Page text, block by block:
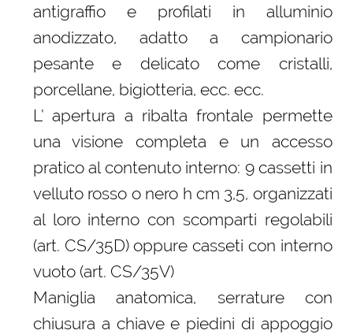
antigraffio e profilati in alluminio
anodizzato, adatto a campionario
pesante e delicato come cristalli,
porcellane, bigiotteria, ecc. ecc.
L’ apertura a ribalta frontale permette
una visione completa e un accesso
pratico al contenuto interno: 9 cassetti in
velluto rosso o nero h cm 3,5, organizzati
al loro interno con scomparti regolabili
(art. CS/35D) oppure casseti con interno
vuoto (art. CS/35V)
Maniglia anatomica, serrature con
chiusura a chiave e piedini di appoggio